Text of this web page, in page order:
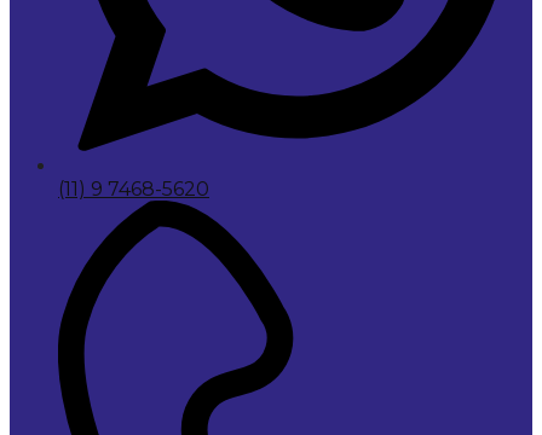
(11) 9 7468-5620